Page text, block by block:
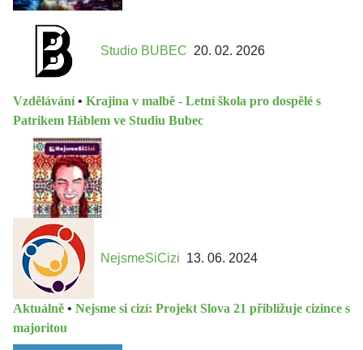
Studio BUBEC 20. 02. 2026
Vzdělávání • Krajina v malbě - Letní škola pro dospělé s
Patrikem Háblem ve Studiu Bubec
NejsmeSiCizi 13. 06. 2024
Aktuálně • Nejsme si cizí: Projekt Slova 21 přibližuje cizince s
majoritou